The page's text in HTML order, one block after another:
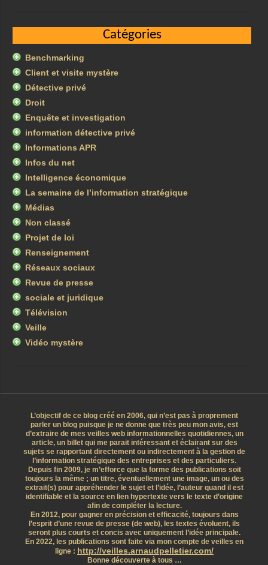
Catégories
Benchmarking
Client et visite mystère
Détective privé
Droit
Enquête et investigation
information détective privé
Informations APR
Infos du net
Intelligence économique
La semaine de l’information stratégique
Médias
Non classé
Projet de loi
Renseignement
Réseaux sociaux
Revue de presse
sociale et juridique
Télévision
Veille
Vidéo mystère
L’objectif de ce blog créé en 2006, qui n’est pas à proprement
parler un blog puisque je ne donne que très peu mon avis, est
d’extraire de mes veilles web informationnelles quotidiennes, un
article, un billet qui me parait intéressant et éclairant sur des
sujets se rapportant directement ou indirectement à la gestion de
l’information stratégique des entreprises et des particuliers.
Depuis fin 2009, je m’efforce que la forme des publications soit
toujours la même ; un titre, éventuellement une image, un ou des
extrait(s) pour appréhender le sujet et l’idée, l’auteur quand il est
identifiable et la source en lien hypertexte vers le texte d’origine
afin de compléter la lecture.
En 2012, pour gagner en précision et efficacité, toujours dans
l’esprit d’une revue de presse (de web), les textes évoluent, ils
seront plus courts et concis avec uniquement l’idée principale.
En 2022, les publications sont faite via mon compte de veilles en
ligne : http://veilles.arnaudpelletier.com/
Bonne découverte à tous …